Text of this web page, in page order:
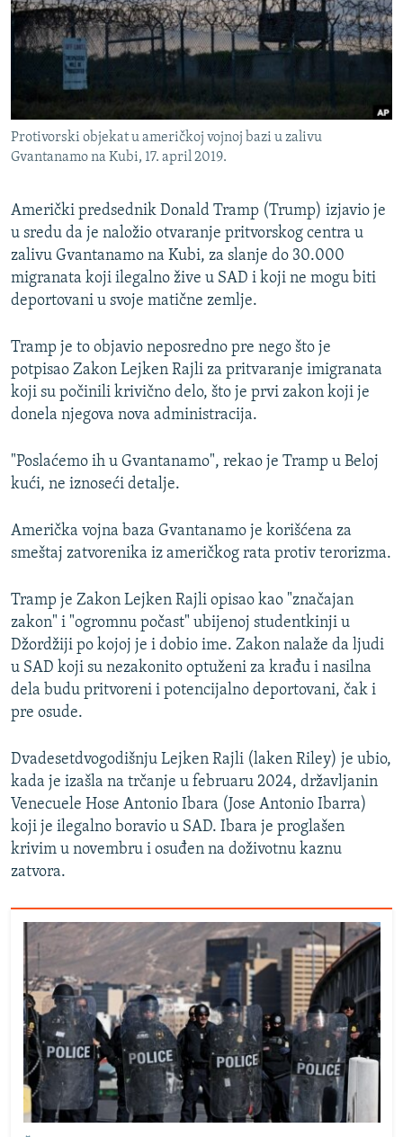
ISPRIČAJ MI
DNEVNO@RSE
SPECIJALI RSE
GENOCID U SREBRENICI
TV LIBERTY
POST SCRIPTUM
MOJA EVROPA
TRI DECENIJE OD RATA U BIH
SVE KARTE DEJTONA
NASTANAK I RASPAD JUGOSLAVIJE
PRATITE NAS
Sve RFE/RL stranice
Protivorski objekat u američkoj vojnoj bazi u zalivu
Gvantanamo na Kubi, 17. april 2019.
Američki predsednik Donald Tramp (Trump) izjavio je
u sredu da je naložio otvaranje pritvorskog centra u
zalivu Gvantanamo na Kubi, za slanje do 30.000
migranata koji ilegalno žive u SAD i koji ne mogu biti
deportovani u svoje matične zemlje.
Tramp je to objavio neposredno pre nego što je
potpisao Zakon Lejken Rajli za pritvaranje imigranata
koji su počinili krivično delo, što je prvi zakon koji je
donela njegova nova administracija.
"Poslaćemo ih u Gvantanamo", rekao je Tramp u Beloj
kući, ne iznoseći detalje.
Američka vojna baza Gvantanamo je korišćena za
smeštaj zatvorenika iz američkog rata protiv terorizma.
Tramp je Zakon Lejken Rajli opisao kao "značajan
zakon" i "ogromnu počast" ubijenoj studentkinji u
Džordžiji po kojoj je i dobio ime. Zakon nalaže da ljudi
u SAD koji su nezakonito optuženi za krađu i nasilna
dela budu pritvoreni i potencijalno deportovani, čak i
pre osude.
Dvadesetdvogodišnju Lejken Rajli (laken Riley) je ubio,
kada je izašla na trčanje u februaru 2024, državljanin
Venecuele Hose Antonio Ibara (Jose Antonio Ibarra)
koji je ilegalno boravio u SAD. Ibara je proglašen
krivim u novembru i osuđen na doživotnu kaznu
zatvora.